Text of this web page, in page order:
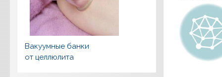
Вакуумные банки
от целлюлита